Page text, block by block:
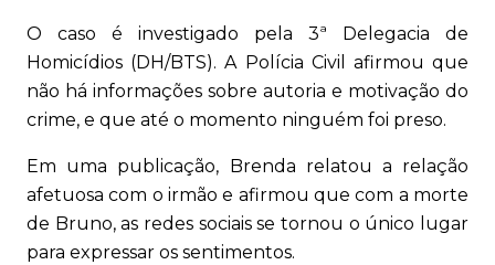
O caso é investigado pela 3ª Delegacia de
Homicídios (DH/BTS). A Polícia Civil afirmou que
não há informações sobre autoria e motivação do
crime, e que até o momento ninguém foi preso.
Em uma publicação, Brenda relatou a relação
afetuosa com o irmão e afirmou que com a morte
de Bruno, as redes sociais se tornou o único lugar
para expressar os sentimentos.